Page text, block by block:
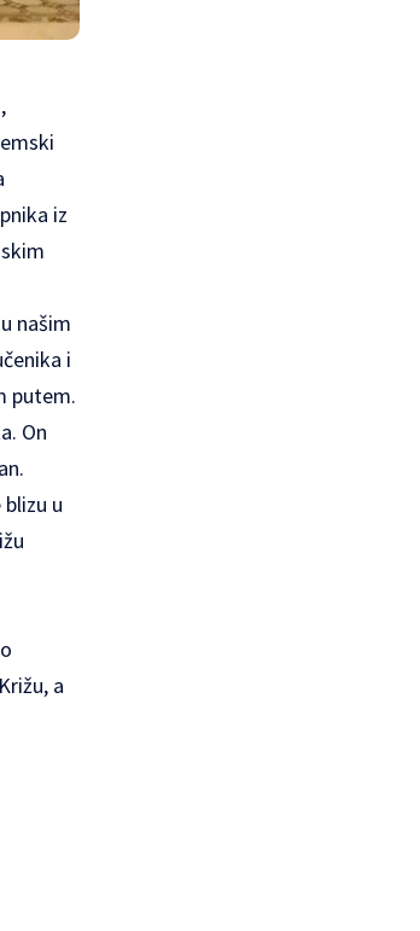
iz
našim
i
putem.
On
u
a